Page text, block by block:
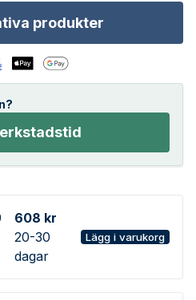
produkter
608 kr
20-30
dagar
Lägg i varukorg